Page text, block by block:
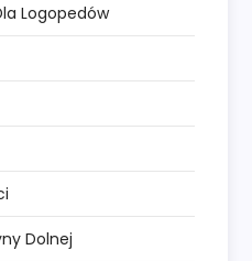
Logopedów
Dolnej